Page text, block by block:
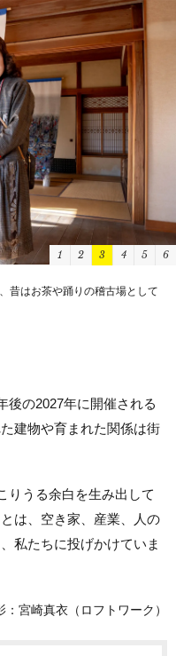
る、テキスタイルの現在地。長
ら生まれたプロダクトを集めた
1 2 3 4 5 6
後の2027年に開催される
建物や育まれた関係は街
りうる余白を生み出して
は、空き家、産業、人の
私たちに投げかけていま
：宮崎真衣（ロフトワーク）